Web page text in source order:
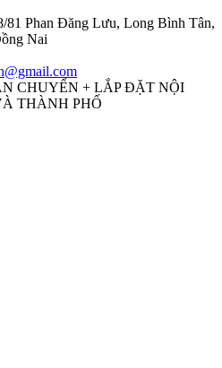
81 Phan Đăng Lưu, Long Bình Tân,
Nai
CHUYỂN + LẮP ĐẶT NỘI
THÀNH PHỐ